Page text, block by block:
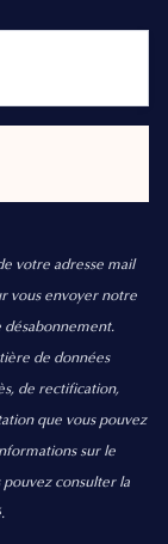
votre adresse mail
vous envoyer notre
désabonnement.
de données
de rectification,
que vous pouvez
sur le
consulter la